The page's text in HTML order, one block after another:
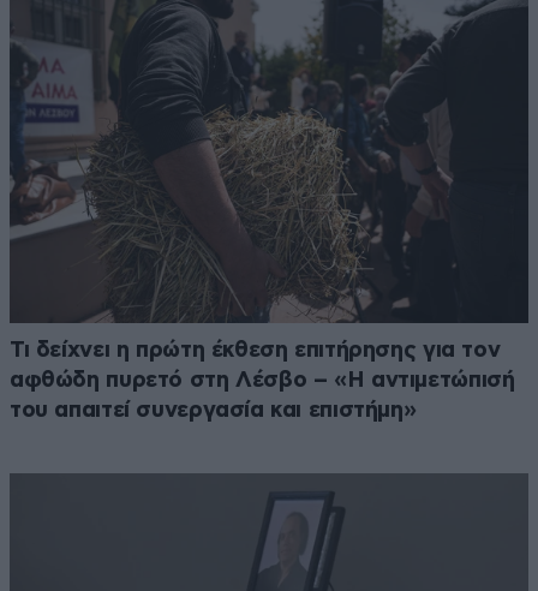
Τι δείχνει η πρώτη έκθεση επιτήρησης για τον
αφθώδη πυρετό στη Λέσβο – «Η αντιμετώπισή
του απαιτεί συνεργασία και επιστήμη»